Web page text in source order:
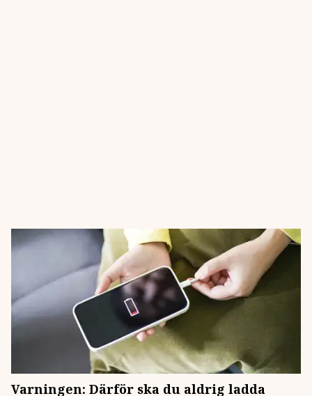
Varningen: Därför ska du aldrig ladda